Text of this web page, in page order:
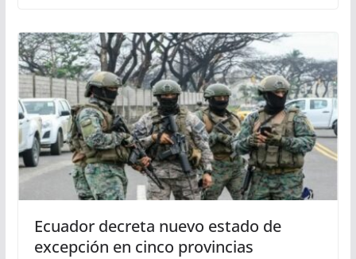
Ecuador decreta nuevo estado de
excepción en cinco provincias